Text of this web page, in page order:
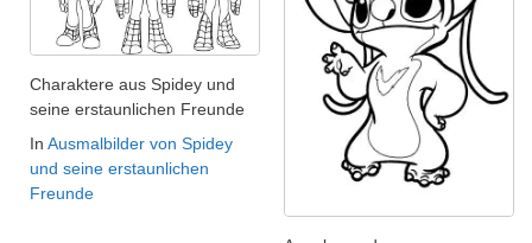
Charaktere aus Spidey und
seine erstaunlichen Freunde
In Ausmalbilder von Spidey
und seine erstaunlichen
Freunde